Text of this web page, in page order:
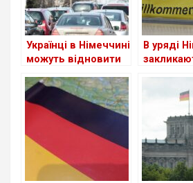
Українці в Німеччині
можуть відновити
посвідчення водія
В уряді
притулку: